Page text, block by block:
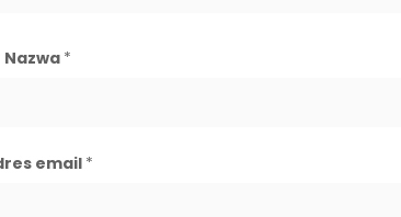
Nazwa *
email *